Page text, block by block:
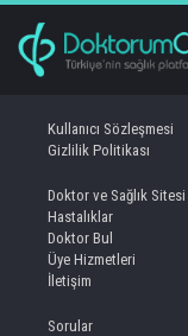
Kullanıcı Sözleşmesi
Gizlilik Politikası
Doktor ve Sağlık Sitesi
Hastalıklar
Doktor Bul
Üye Hizmetleri
İletişim
Sorular